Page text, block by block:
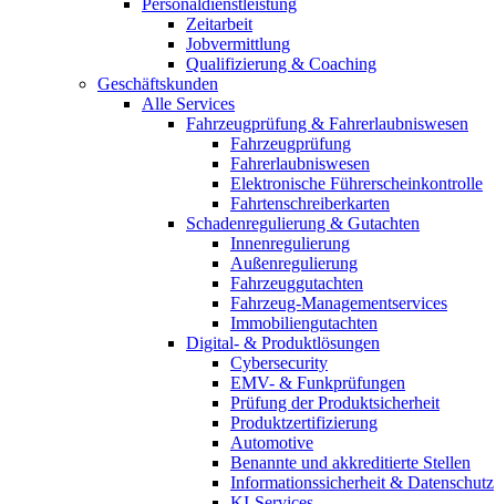
Zeitarbeit
Jobvermittlung
Qualifizierung & Coaching
Geschäftskunden
Alle Services
Fahrzeugprüfung & Fahrerlaubniswesen
Fahrzeugprüfung
Fahrerlaubniswesen
Elektronische Führerscheinkontrolle
Fahrtenschreiberkarten
Schadenregulierung & Gutachten
Innenregulierung
Außenregulierung
Fahrzeuggutachten
Fahrzeug-Managementservices
Immobiliengutachten
Digital- & Produktlösungen
Cybersecurity
EMV- & Funkprüfungen
Prüfung der Produktsicherheit
Produktzertifizierung
Automotive
Benannte und akkreditierte Stellen
Informationssicherheit & Datenschutz